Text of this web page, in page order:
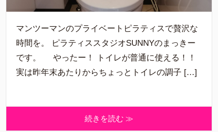
マンツーマンのプライベートピラティスで贅沢な
時間を。 ピラティススタジオSUNNYのまっきー
です。 やったー！ トイレが普通に使える！！
実は昨年末あたりからちょっとトイレの調子 […]
続きを読む ≫